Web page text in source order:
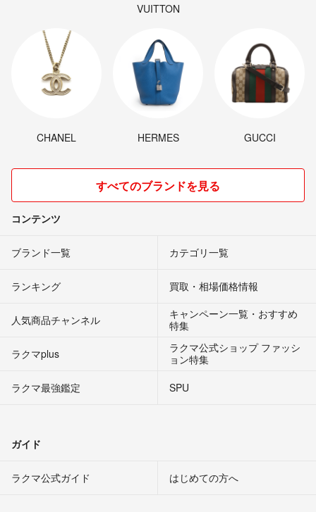
VUITTON
CHANEL HERMES GUCCI
すべてのブランドを見る
コンテンツ
ブランド一覧 カテゴリ一覧
ランキング 買取・相場価格情報
人気商品チャンネル
キャンペーン一覧・おすすめ
特集
ラクマplus
ラクマ公式ショップ ファッシ
ョン特集
ラクマ最強鑑定
SPU
ガイド
ラクマ公式ガイド はじめての方へ